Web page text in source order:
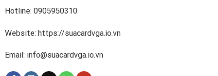
Hotline: 0905950310
Website: https://suacardvga.io.vn
Email: info@suacardvga.io.vn